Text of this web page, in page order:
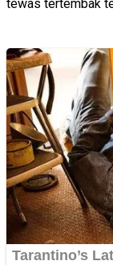
tewas tertembak